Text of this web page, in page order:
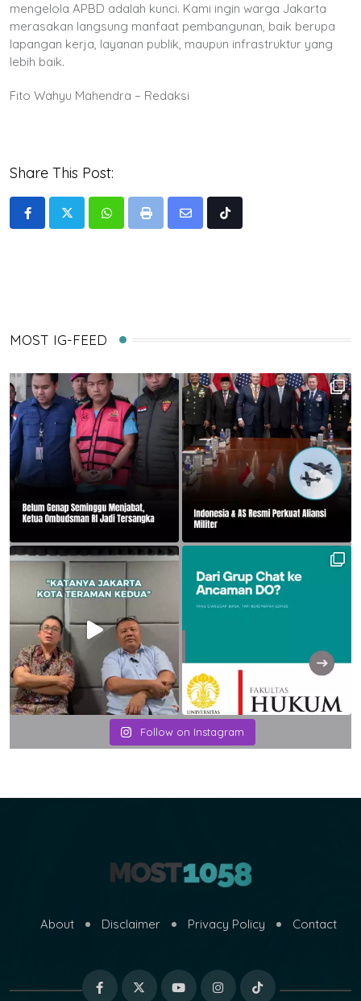
mengelola APBD adalah kunci. Kami ingin warga Jakarta
merasakan langsung manfaat pembangunan, baik berupa
lapangan kerja, layanan publik, maupun infrastruktur yang
lebih baik.
Fito Wahyu Mahendra – Redaksi
Share This Post:
WhatsappPrint
Share
Tiktok
MOST IG-FEED
Follow on Instagram
About Disclaimer Privacy Policy Contact